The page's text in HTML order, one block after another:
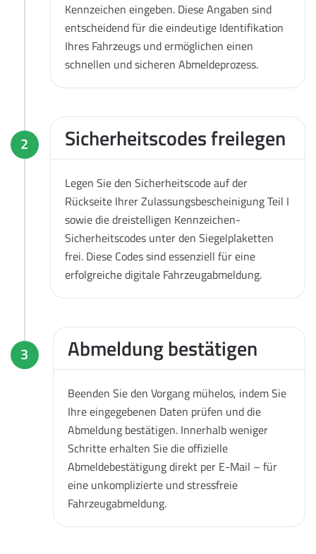
Kennzeichen eingeben. Diese Angaben sind
entscheidend für die eindeutige Identifikation
Ihres Fahrzeugs und ermöglichen einen
schnellen und sicheren Abmeldeprozess.
2 Sicherheitscodes freilegen
Legen Sie den Sicherheitscode auf der
Rückseite Ihrer Zulassungsbescheinigung Teil I
sowie die dreistelligen Kennzeichen-
Sicherheitscodes unter den Siegelplaketten
frei. Diese Codes sind essenziell für eine
erfolgreiche digitale Fahrzeugabmeldung.
3 Abmeldung bestätigen
Beenden Sie den Vorgang mühelos, indem Sie
Ihre eingegebenen Daten prüfen und die
Abmeldung bestätigen. Innerhalb weniger
Schritte erhalten Sie die offizielle
Abmeldebestätigung direkt per E-Mail – für
eine unkomplizierte und stressfreie
Fahrzeugabmeldung.